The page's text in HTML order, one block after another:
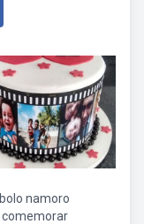
bolo namoro
comemorar